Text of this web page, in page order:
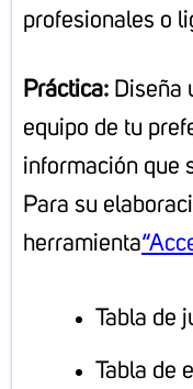
profesionales o
Práctica: Diseña
equipo de tu
información que
Para su
herramienta
Tabla de
Tabla de